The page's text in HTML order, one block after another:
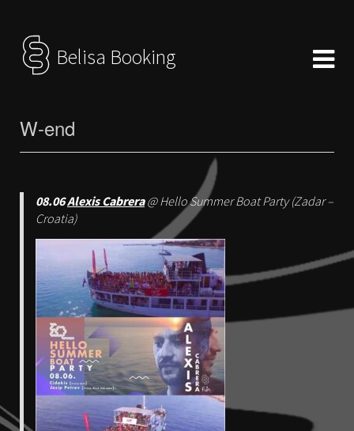
Belisa Booking
W-end
08.06Alexis Cabrera @ Hello Summer Boat Party (Zadar –
Croatia)